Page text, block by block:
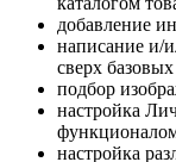
добавление
написание и/
сверх
подбор
настройка
настройка